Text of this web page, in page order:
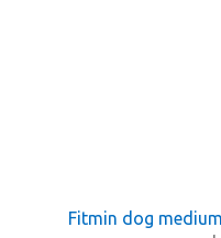
Fitmin dog